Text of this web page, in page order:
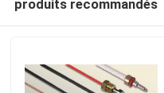
produits recommandés